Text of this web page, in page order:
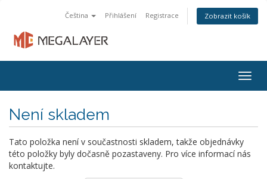
Čeština Přihlášení Registrace Zobrazit košík
Není skladem
Tato položka není v součastnosti skladem, takže objednávky
této položky byly dočasně pozastaveny. Pro více informací nás
kontaktujte.